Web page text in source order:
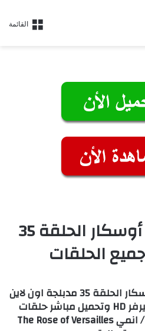
القائمة
مشاهدة ليدي أوسكار الحلقة 35
مشاهدة وتحميل ليدي أوسكار الحلقة 35 مدبلجة اون لاين
مباشرة علي اكثر من سيرفر HD وتحميل مباشر حلقات
كاملة مسلسل / كرتون / انمي The Rose of Versailles